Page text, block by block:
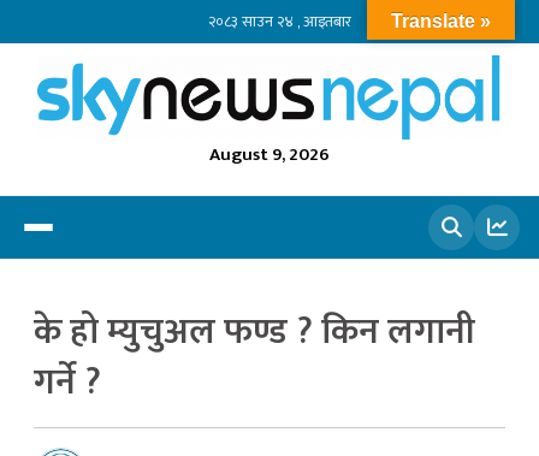
२०८३ साउन २४ , आइतबार
August 9, 2026
के हो म्युचुअल फण्ड ? किन लगानी
गर्ने ?
Translate »